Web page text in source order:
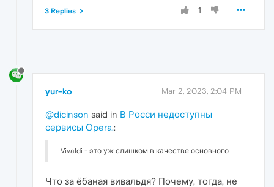
1
3 Replies
yur-ko Mar 2, 2023, 2:04 PM
@dicinson said in В Росси недоступны
сервисы Opera.:
Vivaldi - это уж слишком в качестве основного
Что за ёбаная вивальдя? Почему, тогда, не